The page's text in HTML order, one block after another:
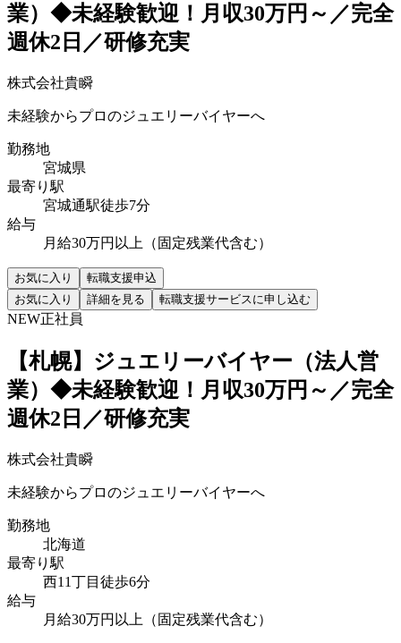
業）◆未経験歓迎！月収30万円～／完全
週休2日／研修充実
株式会社貴瞬
未経験からプロのジュエリーバイヤーへ
勤務地
宮城県
最寄り駅
宮城通駅徒歩7分
給与
月給30万円以上（固定残業代含む）
お気に入り
転職支援申込
お気に入り
詳細を見る 転職支援サービスに申し込む
NEW正社員
【札幌】ジュエリーバイヤー（法人営
業）◆未経験歓迎！月収30万円～／完全
週休2日／研修充実
株式会社貴瞬
未経験からプロのジュエリーバイヤーへ
勤務地
北海道
最寄り駅
西11丁目徒歩6分
給与
月給30万円以上（固定残業代含む）